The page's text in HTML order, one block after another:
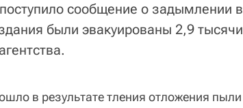
сообщение о задымлении в
были эвакуированы 2,9 тысячи
в результате тления отложения пыли